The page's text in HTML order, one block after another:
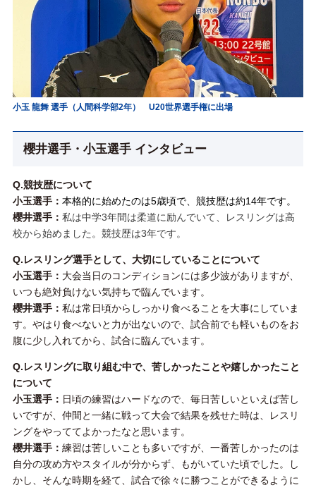
小玉 龍舞 選手（人間科学部2年） U20世界選手権に出場
櫻井選手・小玉選手 インタビュー
Q.競技歴について
小玉選手： 本格的に始めたのは5歳頃で、競技歴は約14年です。
櫻井選手： 私は中学3年間は柔道に励んでいて、レスリングは高
校から始めました。競技歴は3年です。
Q.レスリング選手として、大切にしていることについて
小玉選手： 大会当日のコンディションには多少波がありますが、
いつも絶対負けない気持ちで臨んでいます。
櫻井選手： 私は常日頃からしっかり食べることを大事にしていま
す。やはり食べないと力が出ないので、試合前でも軽いものをお
腹に少し入れてから、試合に臨んでいます。
Q.レスリングに取り組む中で、苦しかったことや嬉しかったこと
について
小玉選手： 日頃の練習はハードなので、毎日苦しいといえば苦し
いですが、仲間と一緒に戦って大会で結果を残せた時は、レスリ
ングをやっててよかったなと思います。
櫻井選手： 練習は苦しいことも多いですが、一番苦しかったのは
自分の攻め方やスタイルが分からず、もがいていた頃でした。し
かし、そんな時期を経て、試合で徐々に勝つことができるように